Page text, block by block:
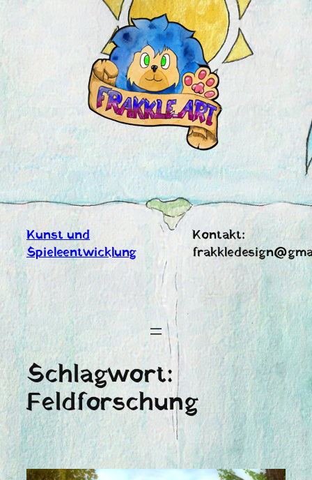
Kunst und
Spieleentwicklung
Kontakt:
Schlagwort:
Feldforschung